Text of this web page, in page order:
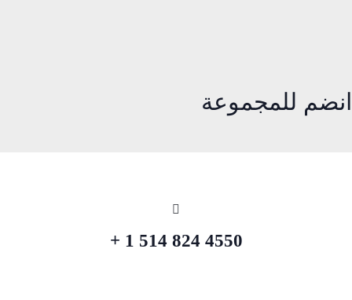
انضم للمجموعة
4550 824 514 1 +